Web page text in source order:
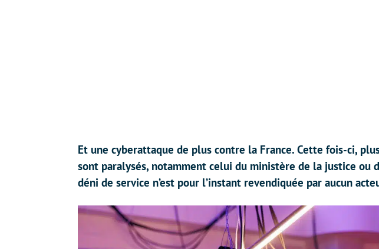
Et une cyberattaque de plus contre la France. Cette fois-ci,
sont paralysés, notamment celui du ministère de la justice ou
déni de service n’est pour l’instant revendiquée par aucun